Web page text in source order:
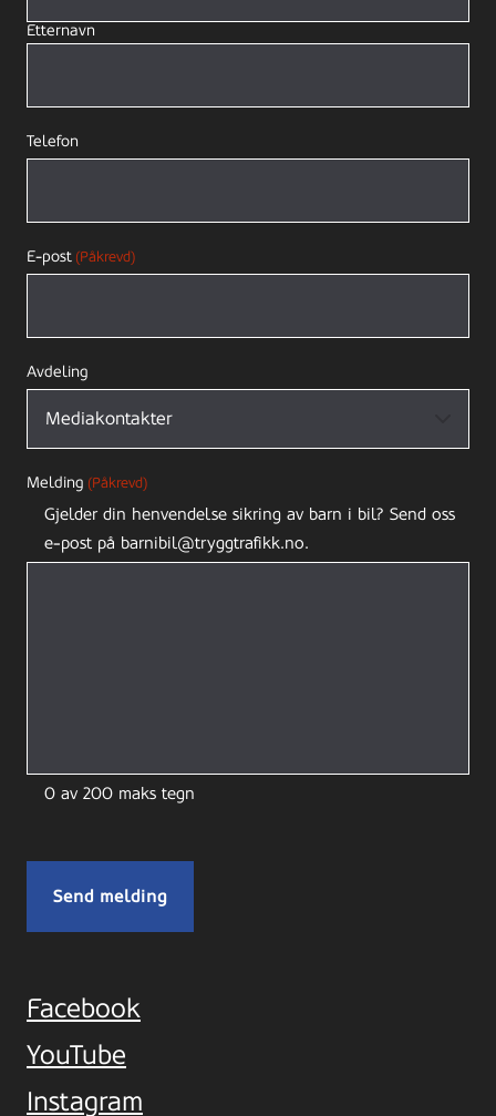
Etternavn
Telefon
E-post (Påkrevd)
Avdeling
Melding (Påkrevd)
Gjelder din henvendelse sikring av barn i bil? Send oss
e-post på barnibil@tryggtrafikk.no.
0 av 200 maks tegn
Facebook
YouTube
Instagram